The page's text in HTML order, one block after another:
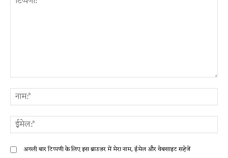
अगली बार टिप्पणी के लिए इस ब्राउज़र में मेरा नाम, ईमेल और वेबसाइट सहेजें